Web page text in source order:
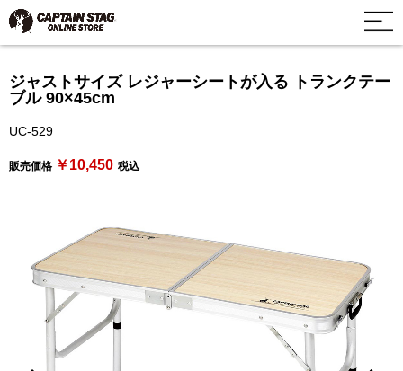
ジャストサイズ レジャーシートが入る トランクテー
ブル 90×45cm
UC-529
販売価格 ￥10,450 税込